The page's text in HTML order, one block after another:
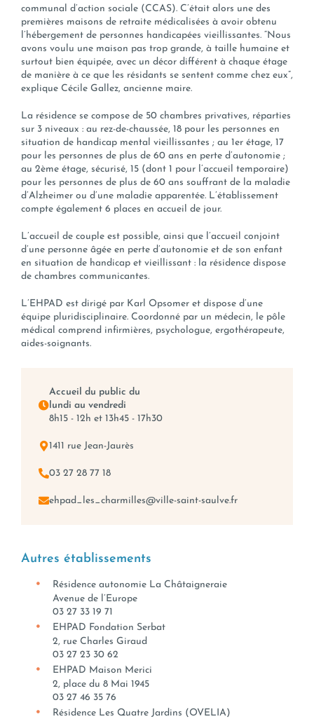
communal d’action sociale (CCAS). C’était alors une des
premières maisons de retraite médicalisées à avoir obtenu
l’hébergement de personnes handicapées vieillissantes. “Nous
avons voulu une maison pas trop grande, à taille humaine et
surtout bien équipée, avec un décor différent à chaque étage
de manière à ce que les résidants se sentent comme chez eux”,
explique Cécile Gallez, ancienne maire.
La résidence se compose de 50 chambres privatives, réparties
sur 3 niveaux : au rez-de-chaussée, 18 pour les personnes en
situation de handicap mental vieillissantes ; au 1er étage, 17
pour les personnes de plus de 60 ans en perte d’autonomie ;
au 2ème étage, sécurisé, 15 (dont 1 pour l’accueil temporaire)
pour les personnes de plus de 60 ans souffrant de la maladie
d’Alzheimer ou d’une maladie apparentée. L’établissement
compte également 6 places en accueil de jour.
L’accueil de couple est possible, ainsi que l’accueil conjoint
d’une personne âgée en perte d’autonomie et de son enfant
en situation de handicap et vieillissant : la résidence dispose
de chambres communicantes.
L’EHPAD est dirigé par Karl Opsomer et dispose d’une
équipe pluridisciplinaire. Coordonné par un médecin, le pôle
médical comprend infirmières, psychologue, ergothérapeute,
aides-soignants.
Accueil du public du
lundi au vendredi
8h15 - 12h et 13h45 - 17h30
1411 rue Jean-Jaurès
03 27 28 77 18
ehpad_les_charmilles@ville-saint-saulve.fr
Autres établissements
Résidence autonomie La Châtaigneraie
Avenue de l’Europe
03 27 33 19 71
EHPAD Fondation Serbat
2, rue Charles Giraud
03 27 23 30 62
EHPAD Maison Merici
2, place du 8 Mai 1945
03 27 46 35 76
Résidence Les Quatre Jardins (OVELIA)